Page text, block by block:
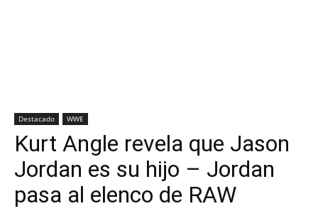
Destacado WWE
Kurt Angle revela que Jason
Jordan es su hijo – Jordan
pasa al elenco de RAW